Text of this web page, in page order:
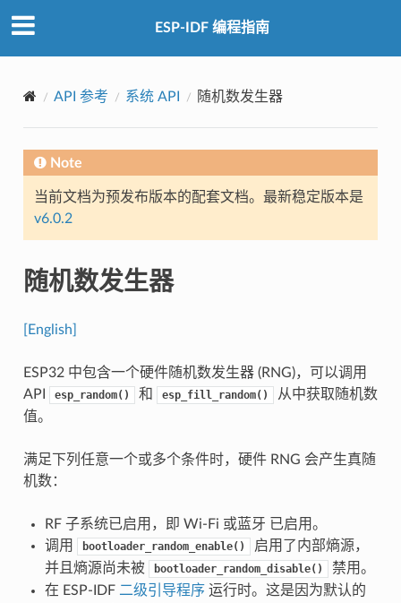
ESP-IDF 编程指南
API 参考 系统 API 随机数发生器
Note
当前文档为预发布版本的配套文档。最新稳定版本是
v6.0.2
随机数发生器
[English]
ESP32 中包含一个硬件随机数发生器 (RNG)，可以调用
API
esp_random() 和 esp_fill_random()
从中获取随机数
值。
满足下列任意一个或多个条件时，硬件 RNG 会产生真随
机数：
RF 子系统已启用，即 Wi-Fi 或蓝牙 已启用。
调用
bootloader_random_enable()
启用了内部熵源，
并且熵源尚未被
bootloader_random_disable()
禁用。
在 ESP-IDF 二级引导程序 运行时。这是因为默认的